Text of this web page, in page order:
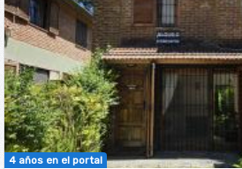
4 años en el portal